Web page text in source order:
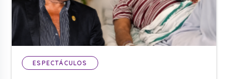
ESPECTÁCULOS